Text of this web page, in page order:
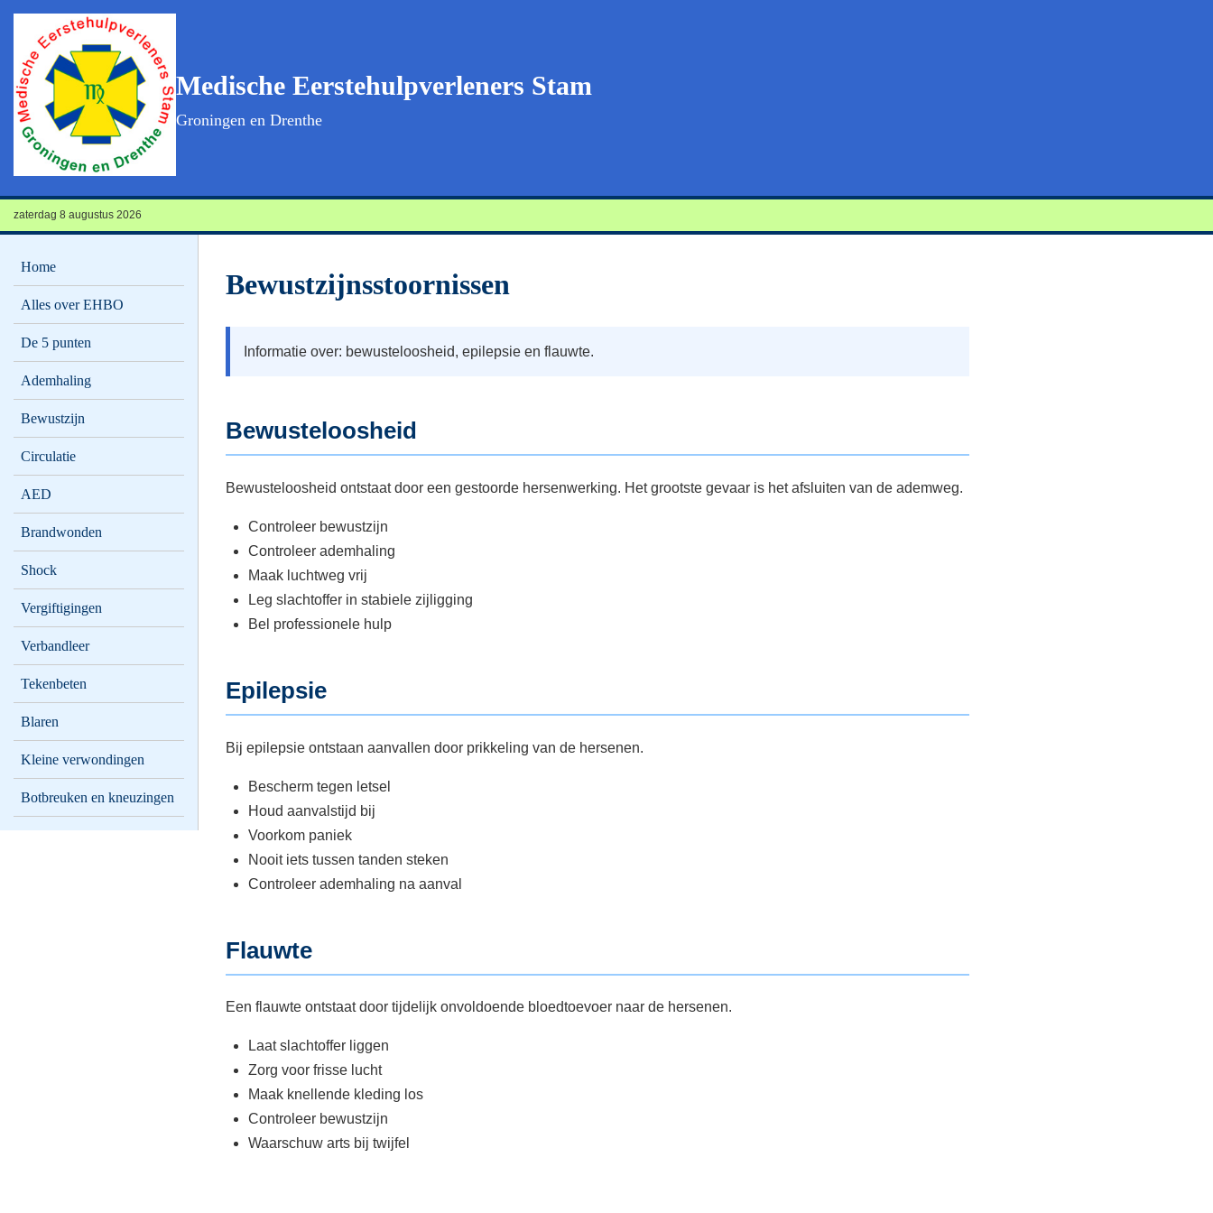
Medische Eerstehulpverleners Stam
Groningen en Drenthe
zaterdag 8 augustus 2026
Home
Alles over EHBO
De 5 punten
Ademhaling
Bewustzijn
Circulatie
AED
Brandwonden
Shock
Vergiftigingen
Verbandleer
Tekenbeten
Blaren
Kleine verwondingen
Botbreuken en kneuzingen
Bewustzijnsstoornissen
Informatie over: bewusteloosheid, epilepsie en flauwte.
Bewusteloosheid
Bewusteloosheid ontstaat door een gestoorde hersenwerking. Het grootste gevaar is het afsluiten van de ademweg.
Controleer bewustzijn
Controleer ademhaling
Maak luchtweg vrij
Leg slachtoffer in stabiele zijligging
Bel professionele hulp
Epilepsie
Bij epilepsie ontstaan aanvallen door prikkeling van de hersenen.
Bescherm tegen letsel
Houd aanvalstijd bij
Voorkom paniek
Nooit iets tussen tanden steken
Controleer ademhaling na aanval
Flauwte
Een flauwte ontstaat door tijdelijk onvoldoende bloedtoevoer naar de hersenen.
Laat slachtoffer liggen
Zorg voor frisse lucht
Maak knellende kleding los
Controleer bewustzijn
Waarschuw arts bij twijfel